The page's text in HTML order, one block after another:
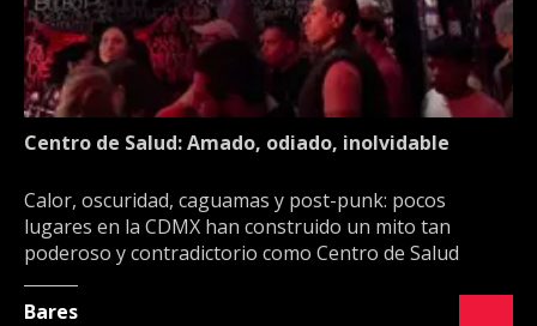
Centro de Salud: Amado, odiado, inolvidable
Calor, oscuridad, caguamas y post-punk: pocos
lugares en la CDMX han construido un mito tan
poderoso y contradictorio como Centro de Salud
Bares